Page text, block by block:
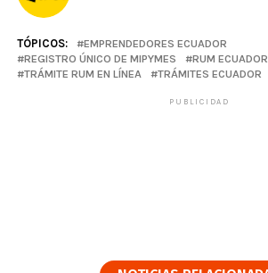
TÓPICOS:
EMPRENDEDORES ECUADOR
REGISTRO ÚNICO DE MIPYMES
RUM ECUADOR
TRÁMITE RUM EN LÍNEA
TRÁMITES ECUADOR
PUBLICIDAD